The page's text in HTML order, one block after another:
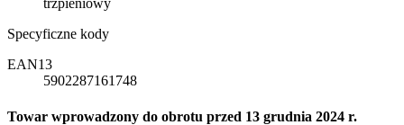
trzpieniowy
Specyficzne kody
EAN13
5902287161748
Towar wprowadzony do obrotu przed 13 grudnia 2024 r.